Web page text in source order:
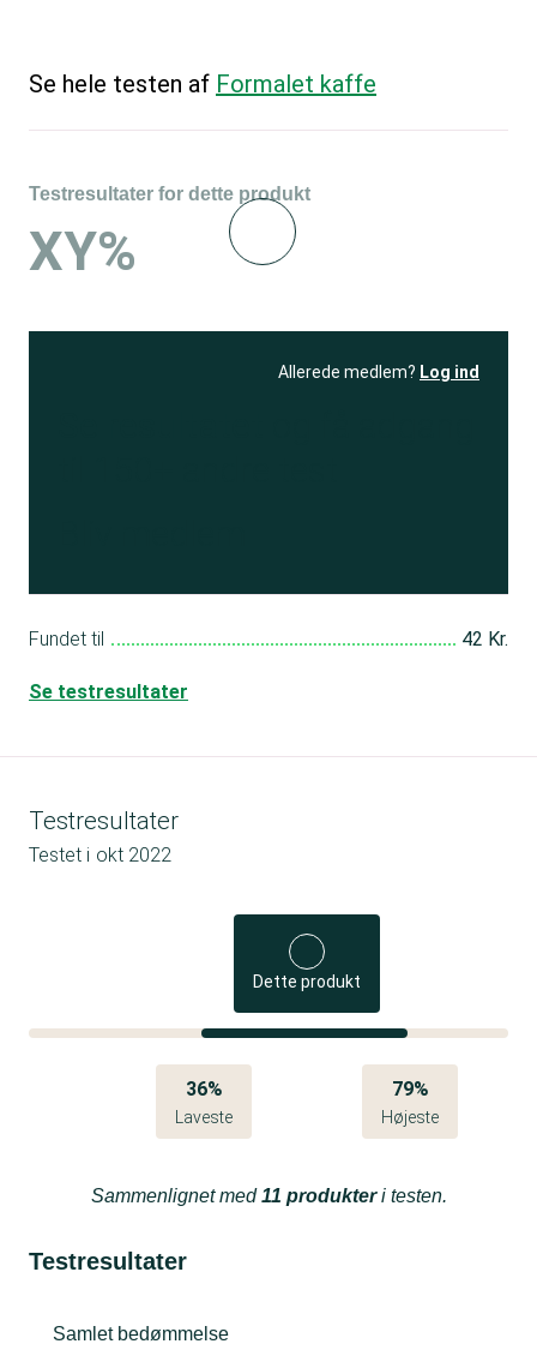
Se hele testen af Formalet kaffe
Testresultater for dette produkt
XY%
Allerede medlem? Log ind
Fundet til 42 Kr.
Se testresultater
Testresultater
Testet i okt 2022
Dette produkt
36%
Laveste
79%
Højeste
Sammenlignet med11 produkteri testen.
Testresultater
Samlet bedømmelse